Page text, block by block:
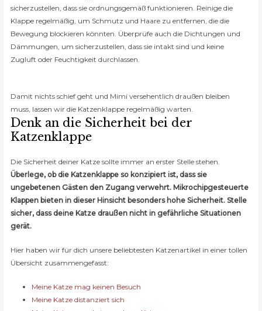
sicherzustellen, dass sie ordnungsgemäß funktionieren. Reinige die
Klappe regelmäßig, um Schmutz und Haare zu entfernen, die die
Bewegung blockieren könnten. Überprüfe auch die Dichtungen und
Dämmungen, um sicherzustellen, dass sie intakt sind und keine
Zugluft oder Feuchtigkeit durchlassen.
Damit nichts schief geht und Mimi versehentlich draußen bleiben
muss, lassen wir die Katzenklappe regelmäßig warten.
Denk an die Sicherheit bei der
Katzenklappe
Die Sicherheit deiner Katze sollte immer an erster Stelle stehen.
Überlege, ob die Katzenklappe so konzipiert ist, dass sie
ungebetenen Gästen den Zugang verwehrt. Mikrochipgesteuerte
Klappen bieten in dieser Hinsicht besonders hohe Sicherheit. Stelle
sicher, dass deine Katze draußen nicht in gefährliche Situationen
gerät.
Hier haben wir für dich unsere beliebtesten Katzenartikel in einer tollen
Übersicht zusammengefasst:
Meine Katze mag keinen Besuch
Meine Katze distanziert sich